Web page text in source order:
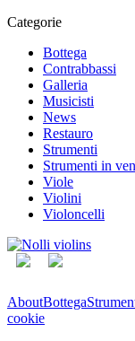
Categorie
Bottega
Contrabbassi
Galleria
Musicisti
News
Restauro
Strumenti
Strumenti in
Viole
Violini
Violoncelli
AboutBottega
cookie